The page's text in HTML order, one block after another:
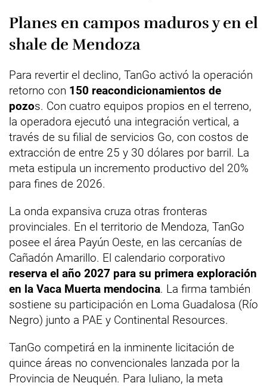
Planes en campos maduros y en el
shale de Mendoza
Para revertir el declino, TanGo activó la operación
retorno con 150 reacondicionamientos de
pozos. Con cuatro equipos propios en el terreno,
la operadora ejecutó una integración vertical, a
través de su filial de servicios Go, con costos de
extracción de entre 25 y 30 dólares por barril. La
meta estipula un incremento productivo del 20%
para fines de 2026.
La onda expansiva cruza otras fronteras
provinciales. En el territorio de Mendoza, TanGo
posee el área Payún Oeste, en las cercanías de
Cañadón Amarillo. El calendario corporativo
reserva el año 2027 para su primera exploración
en la Vaca Muerta mendocina. La firma también
sostiene su participación en Loma Guadalosa (Río
Negro) junto a PAE y Continental Resources.
TanGo competirá en la inminente licitación de
quince áreas no convencionales lanzada por la
Provincia de Neuquén. Para Iuliano, la meta